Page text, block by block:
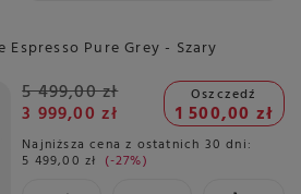
Espresso Pure Grey - Szary
5 499,00 zł
3 999,00 zł
Oszczedź
1 500,00 zł
Najniższa cena z ostatnich 30 dni:
5 499,00 zł -27%